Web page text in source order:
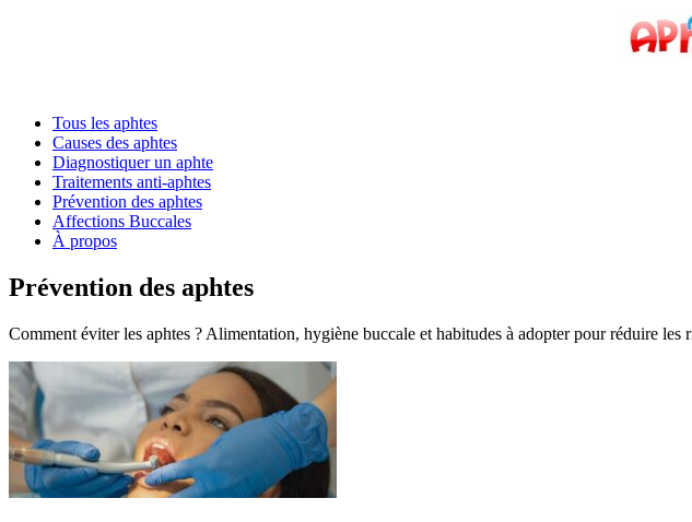
Tous les aphtes
Causes des aphtes
Diagnostiquer un aphte
Traitements anti-aphtes
Prévention des aphtes
Affections Buccales
À propos
Prévention des aphtes
Comment éviter les aphtes ? Alimentation, hygiène buccale et habitudes à adopter pour réduire les